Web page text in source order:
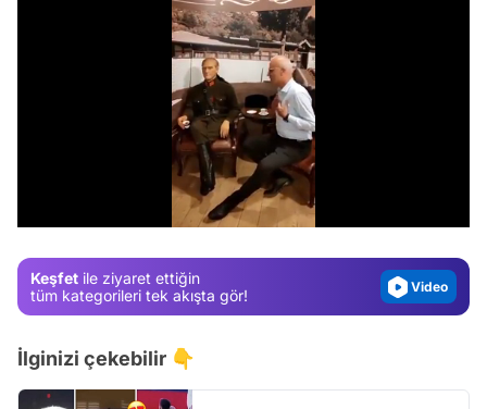
Keşfet ile ziyaret ettiğin
tüm kategorileri tek akışta gör!
Video
İlginizi çekebilir 👇